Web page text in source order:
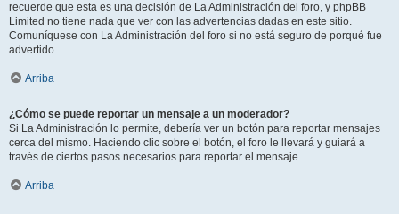
recuerde que esta es una decisión de La Administración del foro, y phpBB
Limited no tiene nada que ver con las advertencias dadas en este sitio.
Comuníquese con La Administración del foro si no está seguro de porqué fue
advertido.
Arriba
¿Cómo se puede reportar un mensaje a un moderador?
Si La Administración lo permite, debería ver un botón para reportar mensajes
cerca del mismo. Haciendo clic sobre el botón, el foro le llevará y guiará a
través de ciertos pasos necesarios para reportar el mensaje.
Arriba